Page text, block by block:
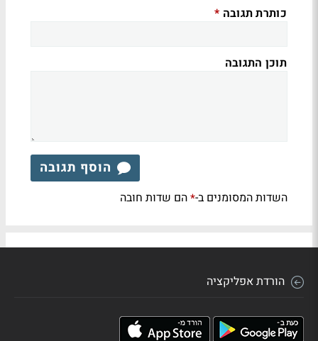
כותרת תגובה *
תוכן התגובה
הוסף תגובה
השדות המסומנים ב-*הם שדות חובה
הורדת אפליקציה